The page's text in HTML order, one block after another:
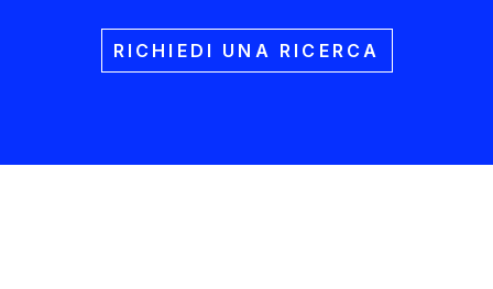
RICHIEDI UNA RICERCA